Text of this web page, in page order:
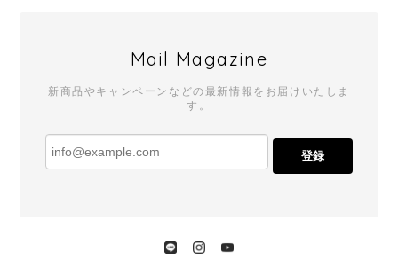
Mail Magazine
新商品やキャンペーンなどの最新情報をお届けいたしま
す。
登録